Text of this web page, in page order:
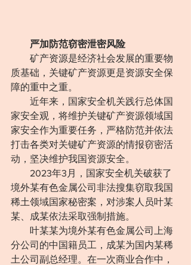
严加防范窃密泄密风险
矿产资源是经济社会发展的重要物
质基础，关键矿产资源更是资源安全保
障的重中之重。
近年来，国家安全机关践行总体国
家安全观，将维护关键矿产资源领域国
家安全作为重要任务，严格防范并依法
打击各类对关键矿产资源的情报窃密活
动，坚决维护我国资源安全。
2023年3月，国家安全机关破获了
境外某有色金属公司非法搜集窃取我国
稀土领域国家秘密案，对涉案人员叶某
某、成某依法采取强制措施。
叶某某为境外某有色金属公司上海
分公司的中国籍员工，成某为国内某稀
土公司副总经理。在一次商业合作中，